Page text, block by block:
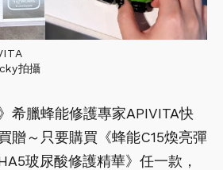
拍攝
希臘蜂能修護專家APIVITA快
贈～只要購買《蜂能C15煥亮彈
玻尿酸修護精華》任一款，